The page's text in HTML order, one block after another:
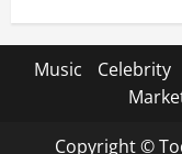
Music Celebrity
Copyright ©